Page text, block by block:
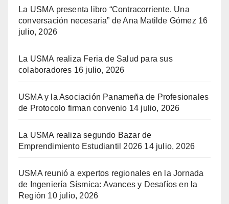
La USMA presenta libro “Contracorriente. Una
conversación necesaria” de Ana Matilde Gómez 16
julio, 2026
La USMA realiza Feria de Salud para sus
colaboradores 16 julio, 2026
USMA y la Asociación Panameña de Profesionales
de Protocolo firman convenio 14 julio, 2026
La USMA realiza segundo Bazar de
Emprendimiento Estudiantil 2026 14 julio, 2026
USMA reunió a expertos regionales en la Jornada
de Ingeniería Sísmica: Avances y Desafíos en la
Región 10 julio, 2026